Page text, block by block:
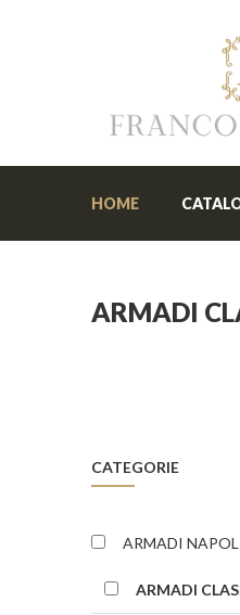
HOME
ARMADI
CATEGORIE
ARMADI
ARMADI